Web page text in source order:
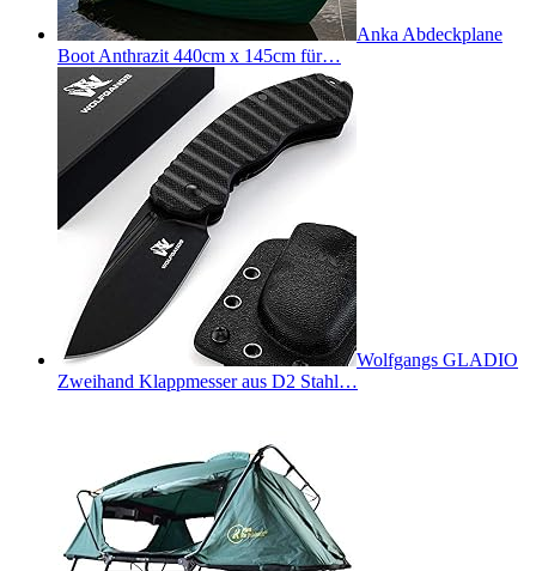
Anka Abdeckplane
Boot Anthrazit 440cm x 145cm für…
Wolfgangs GLADIO
Zweihand Klappmesser aus D2 Stahl…